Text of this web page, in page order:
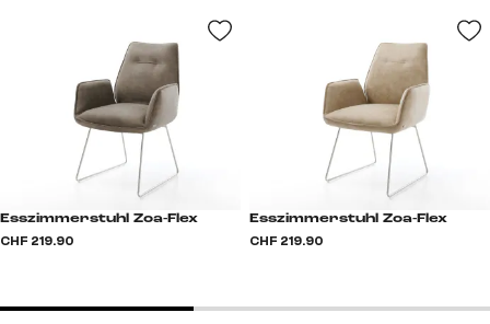
Esszimmerstuhl Zoa-Flex
CHF 219.90
Esszimmerstuhl Zoa-Flex
CHF 219.90